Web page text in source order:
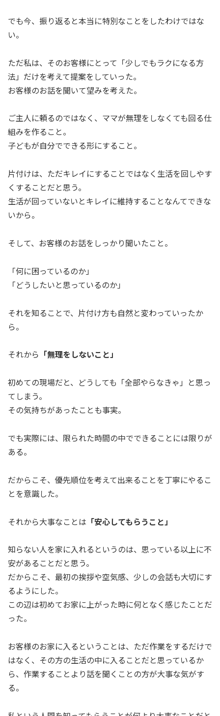
でも今、振り返ると本当に特別なことをしたわけではな
い。
ただ私は、そのお客様にとって「少しでもラクになる方
法」だけを考えて提案をしていった。
お客様のお話を聞いて望みを考えた。
ご主人に頼るのではなく、ママが無理をしなくても回る仕
組みを作ること。
子どもが自分でできる形にすること。
片付けは、ただキレイにすることではなく生活を回しやす
くすることだと思う。
生活が回っていないとキレイに維持することなんてできな
いから。
そして、お客様のお話をしっかり聞いたこと。
「何に困っているのか」
「どうしたいと思っているのか」
それを知ることで、片付け方も自然と変わっていったか
ら。
それから 「無理をしないこと」
初めての現場だと、どうしても「全部やらなきゃ」と思っ
てしまう。
その気持ちがあったことも事実。
でも実際には、限られた時間の中でできることには限りが
ある。
だからこそ、優先順位を考えて出来ることを丁寧にやるこ
とを意識した。
それから大事なことは 「安心してもらうこと」
知らない人を家に入れるというのは、思っている以上に不
安があることだと思う。
だからこそ、最初の挨拶や空気感、少しの会話も大切にす
るようにした。
この辺は初めてお家に上がった時に何となく感じたことだ
った。
お客様のお家に入るということは、ただ作業をするだけで
はなく、その方の生活の中に入ることだと思っているか
ら、作業することより話を聞くことの方が大事な気がす
る。